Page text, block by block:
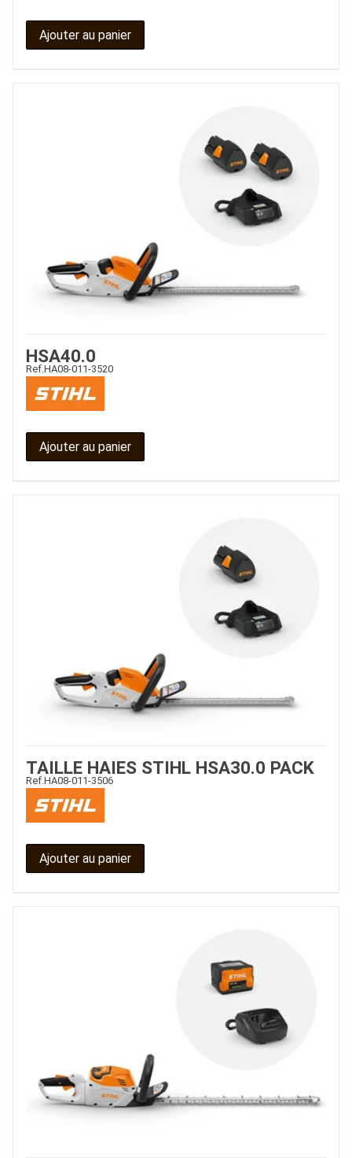
Ajouter au panier
HSA40.0
Ref. HA08-011-3520
Ajouter au panier
TAILLE HAIES STIHL HSA30.0 PACK
Ref.HA08-011-3506
Ajouter au panier